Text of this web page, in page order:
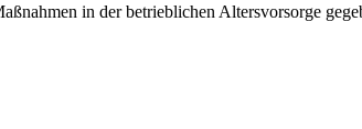
in der betrieblichen Altersvorsorge